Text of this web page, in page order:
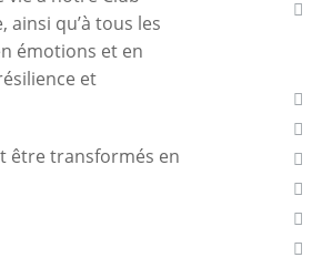
qu’à tous les
émotions et en
et
être transformés en